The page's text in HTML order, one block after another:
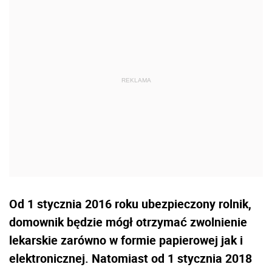
Od 1 stycznia 2016 roku ubezpieczony rolnik,
domownik będzie mógł otrzymać zwolnienie
lekarskie zarówno w formie papierowej jak i
elektronicznej. Natomiast od 1 stycznia 2018